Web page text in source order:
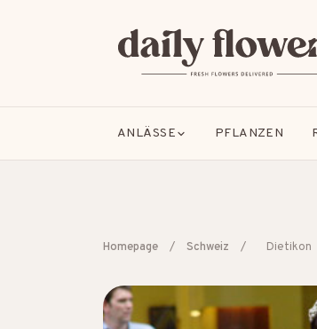
ANLÄSSE PFLANZEN
BELIEBTE SUCHEN
B2B / Firmengeschenke
Homepage / Schweiz / Dietikon